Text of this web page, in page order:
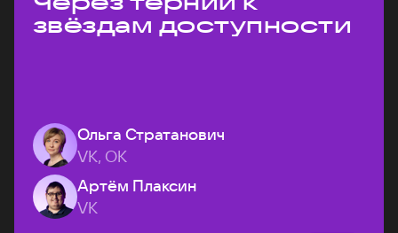
звёздам доступности
Ольга Стратанович
VK, ОК
Артём Плаксин
VK